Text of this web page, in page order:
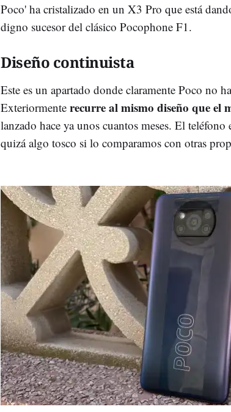
Poco' ha cristalizado en un X3 Pro que está
digno sucesor del clásico Pocophone F1.
Diseño continuista
Este es un apartado donde claramente Poco no
Exteriormente recurre al mismo diseño que el
lanzado hace ya unos cuantos meses. El
quizá algo tosco si lo comparamos con otras